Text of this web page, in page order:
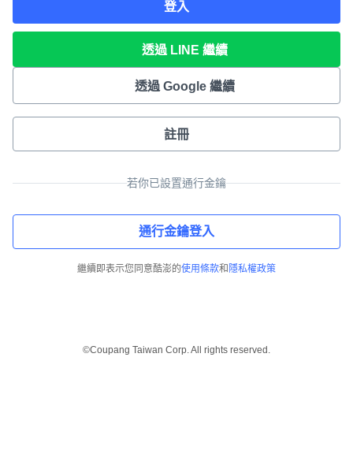
登入
透過 LINE 繼續
透過 Google 繼續
註冊
若你已設置通行金鑰
通行金鑰登入
繼續即表示您同意酷澎的使用條款和 隱私權政策
©Coupang Taiwan Corp. All rights reserved.